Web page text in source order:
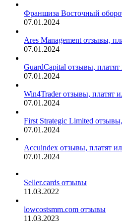
Франшиза Восточный
07.01.2024
Ares Management отзывы,
07.01.2024
GuardCapital отзывы, платят
07.01.2024
Win4Trader отзывы, платят
07.01.2024
First Strategic Limited
07.01.2024
Accuindex отзывы, платят
07.01.2024
Seller.cards отзывы
11.03.2022
lowcostsmm.com отзывы
11.03.2023